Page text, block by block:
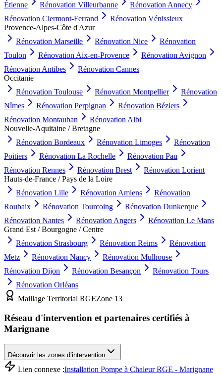
Étienne
Rénovation Villeurbanne Rénovation Annecy
Rénovation Clermont-Ferrand Rénovation Vénissieux
Provence-Alpes-Côte d'Azur
Rénovation Marseille Rénovation Nice
Rénovation
Toulon
Rénovation Aix-en-Provence Rénovation Avignon
Rénovation Antibes Rénovation Cannes
Occitanie
Rénovation Toulouse Rénovation Montpellier
Rénovation
Nîmes
Rénovation Perpignan Rénovation Béziers
Rénovation Montauban Rénovation Albi
Nouvelle-Aquitaine / Bretagne
Rénovation Bordeaux Rénovation Limoges
Rénovation
Poitiers
Rénovation La Rochelle Rénovation Pau
Rénovation Rennes Rénovation Brest Rénovation Lorient
Hauts-de-France / Pays de la Loire
Rénovation Lille Rénovation Amiens
Rénovation
Roubaix
Rénovation Tourcoing Rénovation Dunkerque
Rénovation Nantes Rénovation Angers Rénovation Le Mans
Grand Est / Bourgogne / Centre
Rénovation Strasbourg Rénovation Reims
Rénovation
Metz
Rénovation Nancy Rénovation Mulhouse
Rénovation Dijon Rénovation Besançon Rénovation Tours
Rénovation Orléans
Maillage Territorial RGEZone 13
Réseau d'intervention et partenaires certifiés à
Marignane
Découvrir les zones d’intervention
Lien connexe :Installation Pompe à Chaleur RGE - Marignane